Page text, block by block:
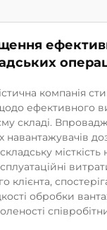
компанія
ефективного
складі.
навантажувачів
місткість
клієнта,
обробки